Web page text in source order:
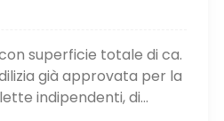
superficie totale di ca.
già approvata per la
indipendenti, di...